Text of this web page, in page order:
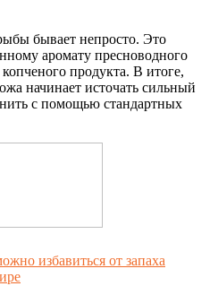
бывает непросто. Это
аромату пресноводного
копченого продукта. В итоге,
начинает источать сильный
с помощью стандартных
избавиться от запаха